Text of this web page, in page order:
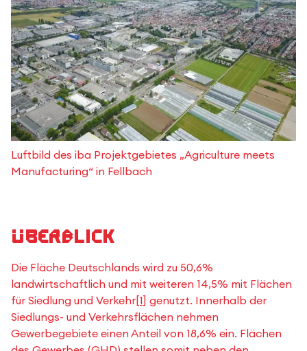
Luftbild des iba Projektgebietes „Agriculture meets
Manufacturing“ in Fellbach
Überblick
Die Fläche Deutschlands wird zu 50,6%
landwirtschaftlich und mit weiteren 14,5% mit Flächen
für Siedlung und Verkehr[1] genutzt. Innerhalb der
Siedlungs- und Verkehrsflächen nehmen
Gewerbegebiete einen Anteil von 18,6% ein. Flächen